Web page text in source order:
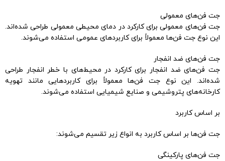
جت فن‌های معمولی
جت فن‌های معمولی برای کارکرد در دمای محیطی معمولی طراحی شده‌اند.
این نوع جت فن‌ها معمولاً برای کاربردهای عمومی استفاده می‌شوند.
جت فن‌های ضد انفجار
جت فن‌های ضد انفجار برای کارکرد در محیط‌های با خطر انفجار طراحی
شده‌اند. این نوع جت فن‌ها معمولاً برای کاربردهایی مانند تهویه
کارخانه‌های پتروشیمی و صنایع شیمیایی استفاده می‌شوند.
بر اساس کاربرد
جت فن‌ها بر اساس کاربرد به انواع زیر تقسیم می‌شوند:
جت فن‌های پارکینگی